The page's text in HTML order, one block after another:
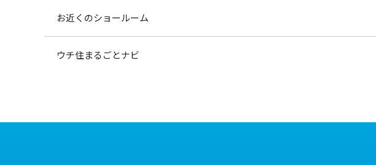
お近くのショールーム
ウチ住まるごとナビ